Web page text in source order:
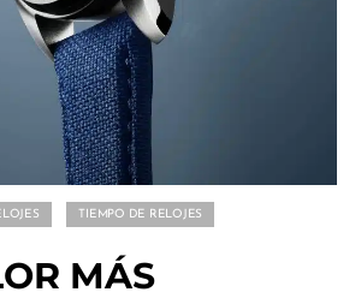
TIEMPO DE RELOJES
MÁS